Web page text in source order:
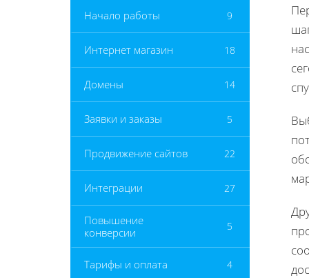
Начало работы 9
Интернет магазин 18
Домены 14
Заявки и заказы 5
Продвижение сайтов 22
Интеграции 27
Повышение
конверсии
5
Тарифы и оплата 4